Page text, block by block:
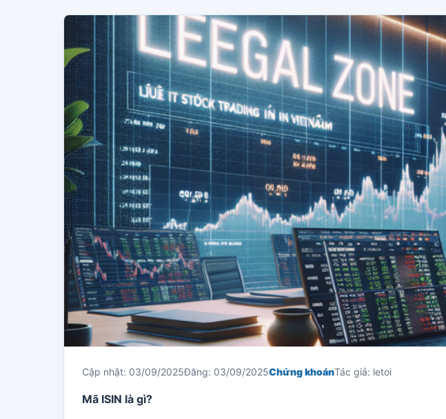
Cập nhật: 03/09/2025Đăng: 03/09/2025Chứng khoánTác giả: letoi
Mã ISIN là gì?